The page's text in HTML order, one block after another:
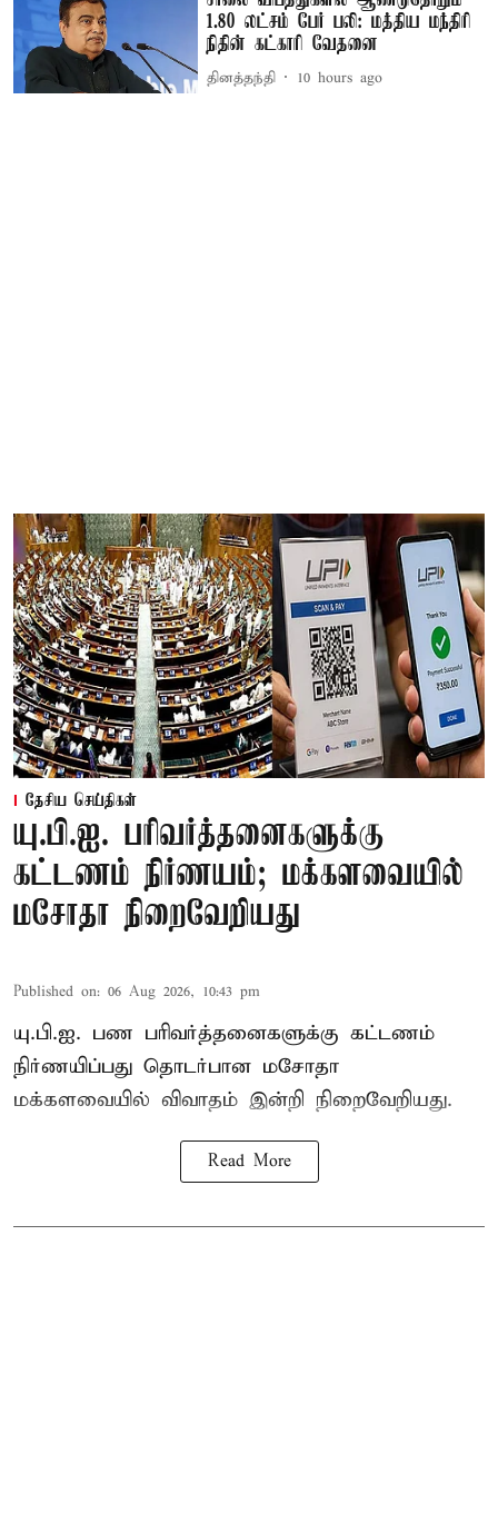
1.80 லட்சம் பேர் பலி: மத்திய மந்திரி
நிதின் கட்காரி வேதனை
தினத்தந்தி 10 hours ago
தேசிய செய்திகள்
யு.பி.ஐ. பரிவர்த்தனைகளுக்கு
கட்டணம் நிர்ணயம்; மக்களவையில்
மசோதா நிறைவேறியது
Published on: 06 Aug 2026, 10:43 pm
யு.பி.ஐ. பண பரிவர்த்தனைகளுக்கு கட்டணம்
நிர்ணயிப்பது தொடர்பான மசோதா
மக்களவையில் விவாதம் இன்றி நிறைவேறியது.
Read More